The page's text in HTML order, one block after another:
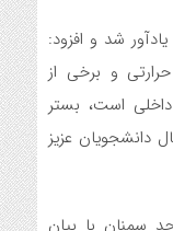
شد و افزود:
و برخی از
است، بستر
دانشجویان عزیز
سمنان با بیان